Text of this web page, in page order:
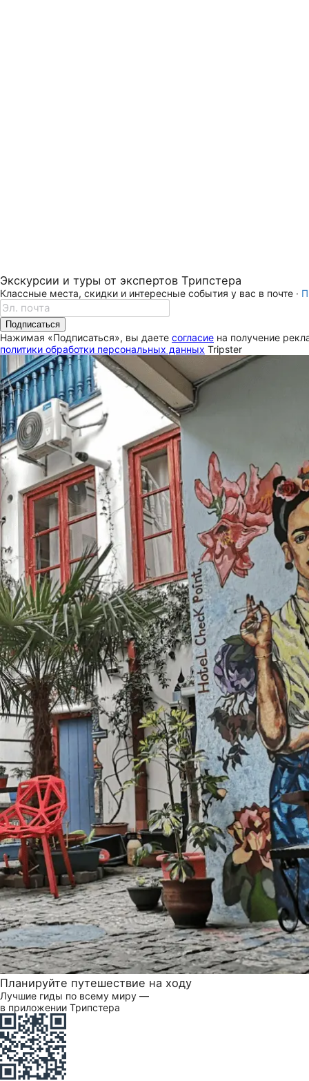
Экскурсии и туры от экспертов Трипстера
Классные места, скидки и интересные события у вас в почте ·
Подписаться
Нажимая «Подписаться», вы даете согласие на получение
политики обработки персональных данных Tripster
Планируйте путешествие на ходу
Лучшие гиды по всему миру —
в приложении Трипстера